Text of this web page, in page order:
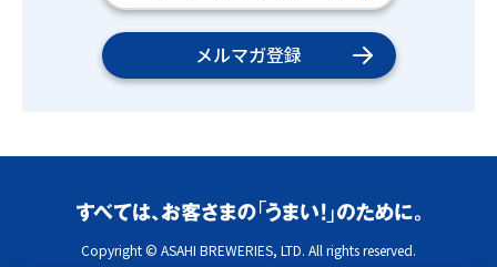
メルマガ登録
Copyright © ASAHI BREWERIES, LTD. All rights reserved.